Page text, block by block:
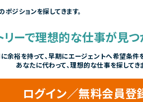
ジションを探してきます。
ーで理想的な仕事が見つ
余裕を持って、早期にエージェントへ希望条件
あなたに代わって、理想的な仕事を探してき
ログイン／無料会員登